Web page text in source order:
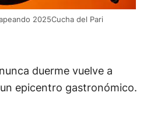
2025Cucha del Pari
duerme vuelve a
epicentro gastronómico.